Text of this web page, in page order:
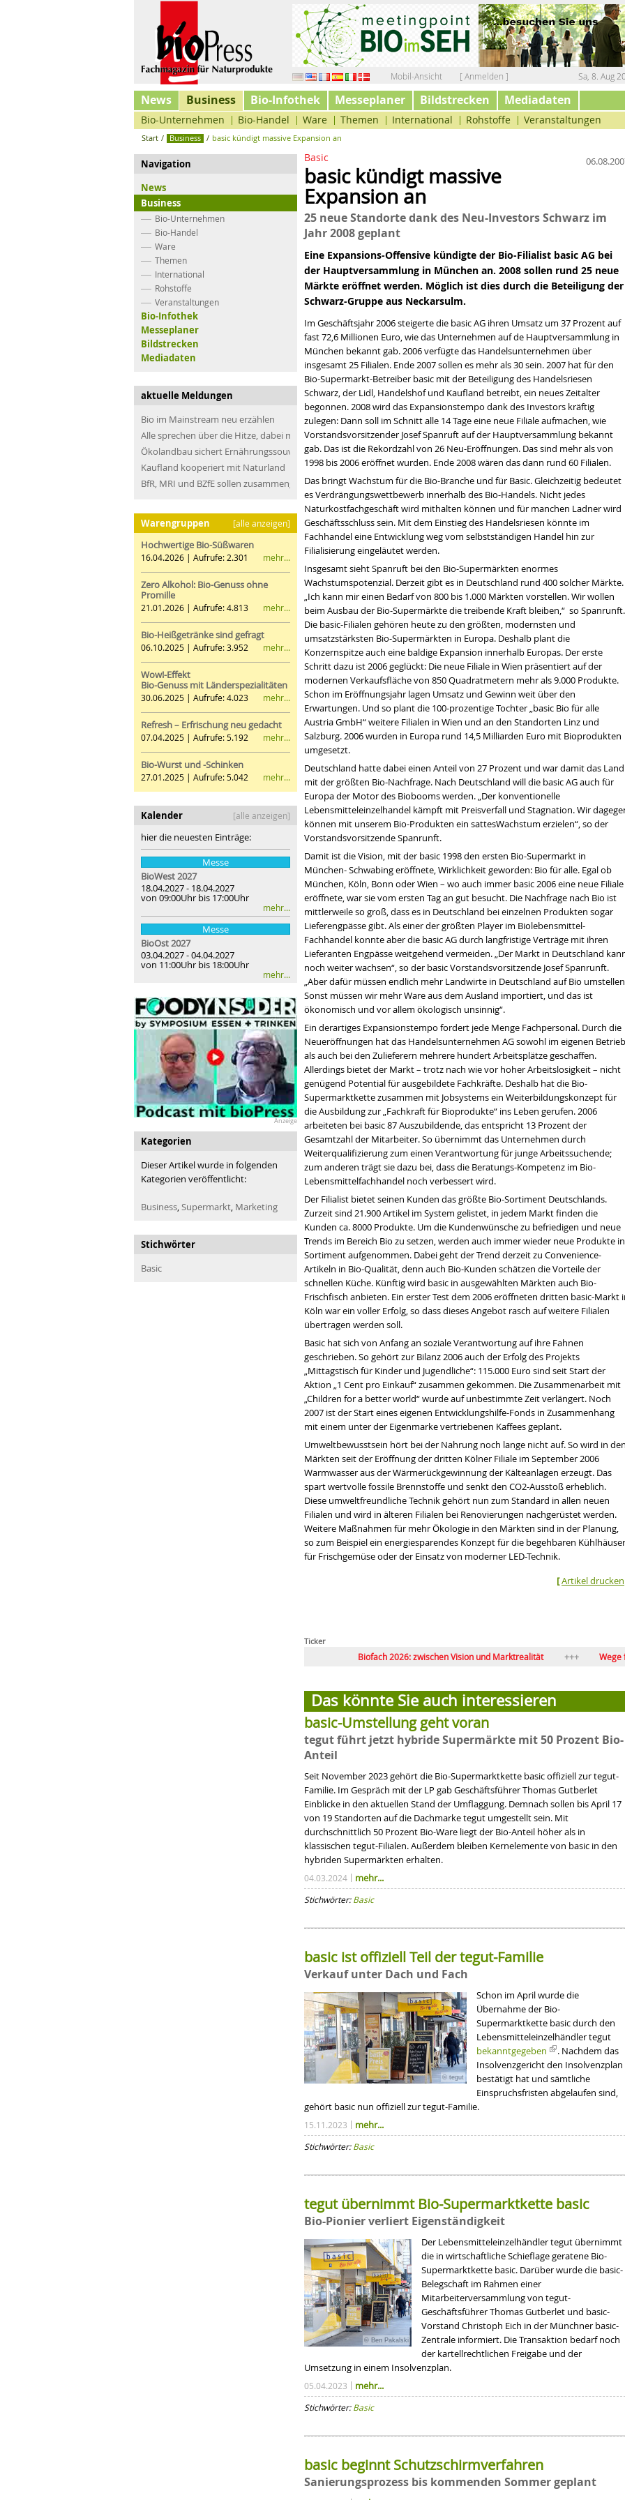
Mobil-Ansicht [ Anmelden ] Sa, 8. Aug
News Business
Bio-Unternehmen Bio-Handel Ware Themen International Rohstoffe Veranstaltungen
Bio-Infothek Messeplaner Bildstrecken Mediadaten
Start / Business / basic kündigt massive Expansion an
Navigation
News
Business
Bio-Unternehmen
Bio-Handel
Ware
Themen
International
Rohstoffe
Veranstaltungen
Bio-Infothek
Messeplaner
Bildstrecken
Mediadaten
aktuelle Meldungen
Bio im Mainstream neu erzählen
Alle sprechen über die Hitze, dabei müssen wir über die Dürre sprechen
Ökolandbau sichert Ernährungssouveränität
Kaufland kooperiert mit Naturland
BfR, MRI und BZfE sollen zusammengeführt werden
Warengruppen [alle anzeigen]
Hochwertige Bio-Süßwaren
16.04.2026 | Aufrufe: 2.301 mehr...
Zero Alkohol: Bio-Genuss ohne
Promille
21.01.2026 | Aufrufe: 4.813 mehr...
Bio-Heißgetränke sind gefragt
06.10.2025 | Aufrufe: 3.952 mehr...
Wow!-Effekt
Bio-Genuss mit Länderspezialitäten
30.06.2025 | Aufrufe: 4.023 mehr...
Refresh – Erfrischung neu gedacht
07.04.2025 | Aufrufe: 5.192 mehr...
Bio-Wurst und -Schinken
27.01.2025 | Aufrufe: 5.042 mehr...
Kalender [alle anzeigen]
hier die neuesten Einträge:
Messe
BioWest 2027
18.04.2027 - 18.04.2027
von 09:00Uhr bis 17:00Uhr
mehr...
Messe
BioOst2027
03.04.2027 - 04.04.2027
von 11:00Uhr bis 18:00Uhr
mehr...
Anzeige
Kategorien
Dieser Artikel wurde in folgenden
Kategorien veröffentlicht:
Business Supermarkt Marketing
Stichwörter
Basic
Basic
basic kündigt massive
Expansion an
25 neue Standorte dank des Neu-Investors Schwarz im
Jahr 2008 geplant
Eine Expansions-Offensive kündigte der Bio-Filialist basic AG bei
der Hauptversammlung in München an. 2008 sollen rund 25 neue
Märkte eröffnet werden. Möglich ist dies durch die Beteiligung der
Schwarz-Gruppe aus Neckarsulm.
Im Geschäftsjahr 2006 steigerte die basic AG ihren Umsatz um 37 Prozent auf
fast 72,6 Millionen Euro, wie das Unternehmen auf de Hauptversammlung in
München bekannt gab. 2006 verfügte das Handelsunternehmen über
insgesamt 25 Filialen. Ende 2007 sollen es mehr als 30 sein. 2007 hat für den
Bio-Supermarkt-Betreiber basic mit der Beteiligung des Handelsriesen
Schwarz, der Lidl, Handelshof und Kaufland betreibt, ein neues Zeitalter
begonnen. 2008 wird das Expansionstempo dank des Investors kräftig
zulegen: Dann soll im Schnitt alle 14 Tage eine neue Filiale aufmachen, wie
Vorstandsvorsitzender Josef Spanruft auf der Hauptversammlung bekannt
gab. Das ist die Rekordzahl von 26 Neu-Eröffnungen. Das sind mehr als von
1998 bis 2006 eröffnet wurden. Ende 2008 wären das dann rund 60 Filialen.
Das bringt Wachstum für die Bio-Branche und für Basic. Gleichzeitig bedeutet
es Verdrängungswettbewerb innerhalb des Bio-Handels. Nicht jedes
Naturkostfachgeschäft wird mithalten können und für manchen Ladner wird
Geschäftsschluss sein. Mit dem Einstieg des Handelsriesen könnte im
Fachhandel eine Entwicklung weg vom selbstständigen Handel hin zur
Filialisierung eingeläutet werden.
Insgesamt sieht Spanruft bei den Bio-Supermärkten enormes
Wachstumspotenzial. Derzeit gibt es in Deutschland rund 400 solcher Märkte.
„Ich kann mir einen Bedarf von 800 bis 1.000 Märkten vorstellen. Wir wollen
beim Ausbau der Bio-Supermärkte die treibende Kraft bleiben,“ so Spanrunft.
Die basic-Filialen gehören heute zu den größten, modernsten und
umsatzstärksten Bio-Supermärkten in Europa. Deshalb plant die
Konzernspitze auch eine baldige Expansion innerhalb Europas. Der erste
Schritt dazu ist 2006 geglückt: Die neue Filiale in Wien präsentiert auf der
modernen Verkaufsfläche von 850 Quadratmetern mehr als 9.000 Produkte.
Schon im Eröffnungsjahr lagen Umsatz und Gewinn weit über den
Erwartungen. Und so plant die 100-prozentige Tochter „basic Bio für alle
Austria GmbH“ weitere Filialen in Wien und an den Standorten Linz und
Salzburg. 2006 wurden in Europa rund 14,5 Milliarden Euro mit Bioprodukten
umgesetzt.
Deutschland hatte dabei einen Anteil von 27 Prozent und war damit das Land
mit der größten Bio-Nachfrage. Nach Deutschland will die basic AG auch für
Europa der Motor des Biobooms werden. „Der konventionelle
Lebensmitteleinzelhandel kämpft mit Preisverfall und Stagnation. Wir
können mit unserem Bio-Produkten ein sattesWachstum erzielen“, so der
Vorstandsvorsitzende Spanrunft.
Damit ist die Vision, mit der basic 1998 den ersten Bio-Supermarkt in
München- Schwabing eröffnete, Wirklichkeit geworden: Bio für alle. Egal ob
München, Köln, Bonn oder Wien – wo auch immer basic 2006 eine neue Filiale
eröffnete, war sie vom ersten Tag an gut besucht. Die Nachfrage nach Bio ist
mittlerweile so groß, dass es in Deutschland bei einzelnen Produkten sogar
Lieferengpässe gibt. Als einer der größten Player im Biolebensmittel-
Fachhandel konnte aber die basic AG durch langfristige Verträge mit ihren
Lieferanten Engpässe weitgehend vermeiden. „Der Markt in Deutschland
noch weiter wachsen“, so der basic Vorstandsvorsitzende Josef Spanrunft.
„Aber dafür müssen endlich mehr Landwirte in Deutschland auf Bio
Sonst müssen wir mehr Ware aus dem Ausland importiert, und das ist
ökonomisch und vor allem ökologisch unsinnig“.
Ein derartiges Expansionstempo fordert jede Menge Fachpersonal. Durch die
Neueröffnungen hat das Handelsunternehmen AG sowohl im eigenen Betrieb
als auch bei den Zulieferern mehrere hundert Arbeitsplätze geschaffen.
Allerdings bietet der Markt – trotz nach wie vor hoher Arbeitslosigkeit – nicht
genügend Potential für ausgebildete Fachkräfte. Deshalb hat die Bio-
Supermarktkette zusammen mit Jobsystems ein Weiterbildungskonzept für
die Ausbildung zur „Fachkraft für Bioprodukte“ ins Leben gerufen. 2006
arbeiteten bei basic 87 Auszubildende, das entspricht 13 Prozent der
Gesamtzahl der Mitarbeiter. So übernimmt das Unternehmen durch
Weiterqualifizierung zum einen Verantwortung für junge Arbeitssuchende;
zum anderen trägt sie dazu bei, dass die Beratungs-Kompetenz im Bio-
Lebensmittelfachhandel noch verbessert wird.
Der Filialist bietet seinen Kunden das größte Bio-Sortiment Deutschlands.
Zurzeit sind 21.900 Artikel im System gelistet, in jedem Markt finden die
Kunden ca. 8000 Produkte. Um die Kundenwünsche zu befriedigen und neue
Trends im Bereich Bio zu setzen, werden auch immer wieder neue Produkte
Sortiment aufgenommen. Dabei geht der Trend derzeit zu Convenience-
Artikeln in Bio-Qualität, denn auch Bio-Kunden schätzen die Vorteile der
schnellen Küche. Künftig wird basic in ausgewählten Märkten auch Bio-
Frischfisch anbieten. Ein erster Test dem 2006 eröffneten dritten basic-Markt
Köln war ein voller Erfolg, so dass dieses Angebot rasch auf weitere Filialen
übertragen werden soll.
Basic hat sich von Anfang an soziale Verantwortung auf ihre Fahnen
geschrieben. So gehört zur Bilanz 2006 auch der Erfolg des Projekts
„Mittagstisch für Kinder und Jugendliche“: 115.000 Euro sind seit Start der
Aktion „1 Cent pro Einkauf“ zusammen gekommen. Die Zusammenarbeit mit
„Children for a better world“ wurde auf unbestimmte Zeit verlängert. Noch
2007 ist der Start eines eigenen Entwicklungshilfe-Fonds in Zusammenhang
mit einem unter der Eigenmarke vertriebenen Kaffees geplant.
Umweltbewusstsein hört bei der Nahrung noch lange nicht auf. So wird in den
Märkten seit der Eröffnung der dritten Kölner Filiale im September 2006
Warmwasser aus der Wärmerückgewinnung der Kälteanlagen erzeugt. Das
spart wertvolle fossile Brennstoffe und senkt den CO2-Ausstoß erheblich.
Diese umweltfreundliche Technik gehört nun zum Standard in allen neuen
Filialen und wird in älteren Filialen bei Renovierungen nachgerüstet werden.
Weitere Maßnahmen für mehr Ökologie in den Märkten sind in der Planung,
so zum Beispiel ein energiesparendes Konzept für die begehbaren Kühlhäuser
für Frischgemüse oder der Einsatz von moderner LED-Technik.
[Artikel drucken
Ticker
Biofach 2026: zwischen Vision und Marktrealität Wege für Bio-
Das könnte Sie auch interessieren
basic-Umstellung geht voran
tegut führt jetzt hybride Supermärkte mit 50 Prozent Bio-
Anteil
Seit November 2023 gehört die Bio-Supermarktkette basic offiziell zur tegut-
Familie. Im Gespräch mit der LP gab Geschäftsführer Thomas Gutberlet
Einblicke in den aktuellen Stand der Umflaggung. Demnach sollen bis April 17
von 19 Standorten auf die Dachmarke tegut umgestellt sein. Mit
durchschnittlich 50 Prozent Bio-Ware liegt der Bio-Anteil höher als in
klassischen tegut-Filialen. Außerdem bleiben Kernelemente von basic in den
hybriden Supermärkten erhalten.
04.03.2024 mehr...
Stichwörter:Basic
basic ist offiziell Teil der tegut-Familie
Verkauf unter Dach und Fach
© tegut
Schon im April wurde die
Übernahme der Bio-
Supermarktkette basic durch den
Lebensmitteleinzelhändler tegut
bekanntgegeben
. Nachdem das
Insolvenzgericht den Insolvenzplan
bestätigt hat und sämtliche
Einspruchsfristen abgelaufen sind,
gehört basic nun offiziell zur tegut-Familie.
15.11.2023 mehr...
Stichwörter:Basic
tegut übernimmt Bio-Supermarktkette basic
Bio-Pionier verliert Eigenständigkeit
© Ben Pakalski
Der Lebensmitteleinzelhändler tegut übernimmt
die in wirtschaftliche Schieflage geratene Bio-
Supermarktkette basic. Darüber wurde die basic-
Belegschaft im Rahmen einer
Mitarbeiterversammlung von tegut-
Geschäftsführer Thomas Gutberlet und basic-
Vorstand Christoph Eich in der Münchner basic-
Zentrale informiert. Die Transaktion bedarf noch
der kartellrechtlichen Freigabe und der
Umsetzung in einem Insolvenzplan.
05.04.2023 mehr...
Stichwörter:Basic
basic beginnt Schutzschirmverfahren
Sanierungsprozess bis kommenden Sommer geplant